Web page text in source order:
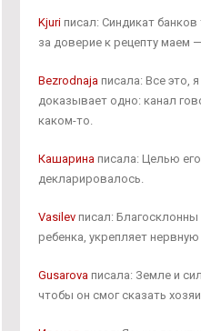
Kjuriписал: Синдикат банков
за доверие к рецепту маем
Bezrodnajaписала: Все это,
доказывает одно: канал
каком-то.
Кашаринаписала: Целью
декларировалось.
Vasilevписал:
ребенка, укрепляет нервную
Gusarovaписала: Земле и
чтобы он смог сказать